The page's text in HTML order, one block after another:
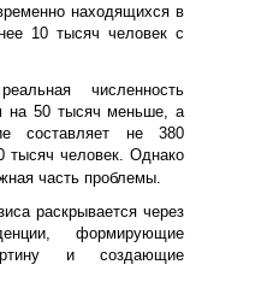
находящихся в
10 тысяч человек с
численность
на 50 тысяч меньше, а
составляет не 380
тысяч человек. Однако
часть проблемы.
раскрывается через
формирующие
и создающие